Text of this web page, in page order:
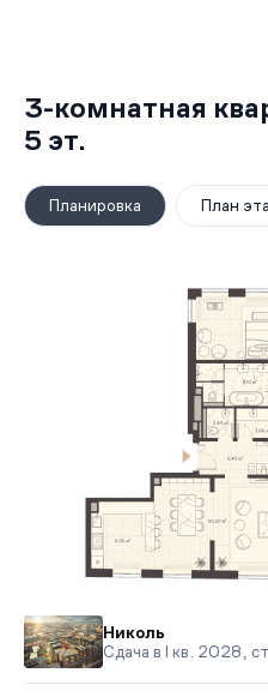
3-комнатная
5 эт.
Планировка План
Николь
Сдача в I кв. 2028,